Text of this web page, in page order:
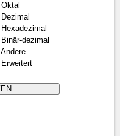
Oktal
Dezimal
Hexadezimal
Binär-dezimal
Andere
Erweitert